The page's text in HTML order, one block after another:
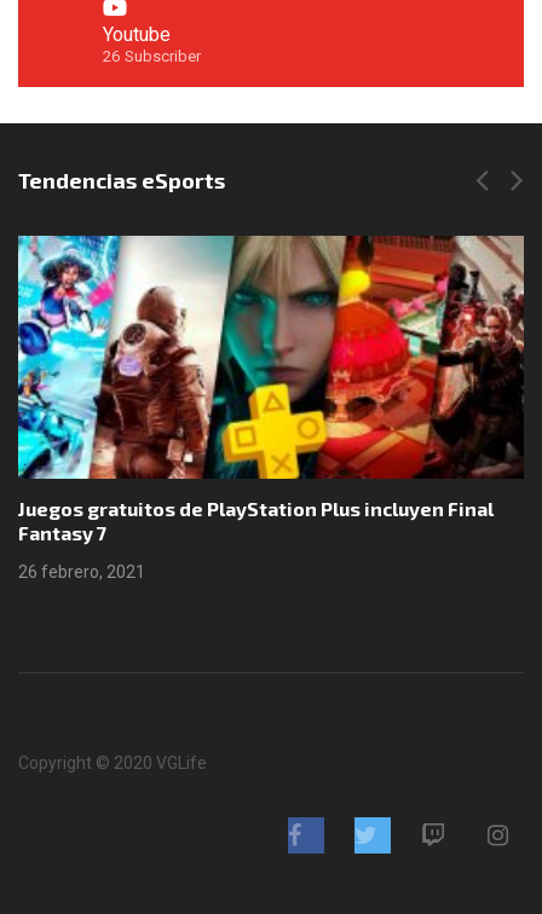
Youtube
26 Subscriber
Síguenos en Instagram
Tendencias eSports
Juegos gratuitos de PlayStation Plus incluyen Final
Fantasy 7
26 febrero, 2021
Copyright © 2020 VGLife